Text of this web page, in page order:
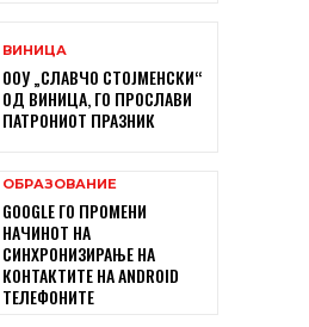
ВИНИЦА
ООУ „СЛАВЧО СТОЈМЕНСКИ“
ОД ВИНИЦА, ГО ПРОСЛАВИ
ПАТРОНИОТ ПРАЗНИК
ОБРАЗОВАНИЕ
GOOGLE ГО ПРОМЕНИ
НАЧИНОТ НА
СИНХРОНИЗИРАЊЕ НА
КОНТАКТИТЕ НА ANDROID
ТЕЛЕФОНИТЕ